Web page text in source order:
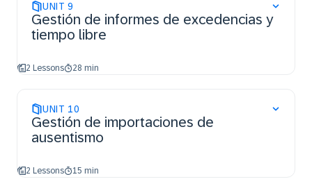
UNIT 9
Gestión de informes de excedencias y
tiempo libre
2 Lessons 28 min
UNIT 10
Gestión de importaciones de
ausentismo
2 Lessons 15 min